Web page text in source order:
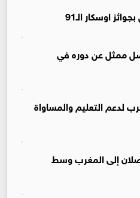
ممثل عن دوره في
لدعم التعليم والمساواة
إلى المغرب وسط